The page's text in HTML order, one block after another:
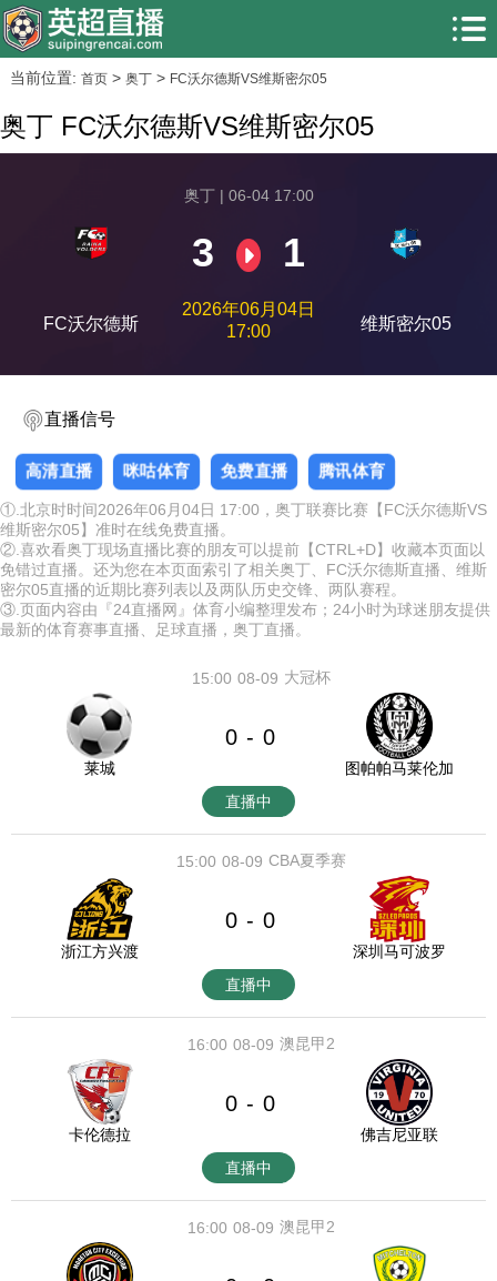
当前位置: 首页> 奥丁> FC沃尔德斯VS维斯密尔05
奥丁 FC沃尔德斯VS维斯密尔05
FC沃尔德斯
奥丁 | 06-04 17:00
3 1
2026年06月04日
17:00
维斯密尔05
直播信号
高清直播 咪咕体育 免费直播 腾讯体育
①.北京时时间2026年06月04日 17:00，奥丁联赛比赛【FC沃尔德斯VS
维斯密尔05】准时在线免费直播。
②.喜欢看奥丁现场直播比赛的朋友可以提前【CTRL+D】收藏本页面以
免错过直播。还为您在本页面索引了相关奥丁、FC沃尔德斯直播、维斯
密尔05直播的近期比赛列表以及两队历史交锋、两队赛程。
③.页面内容由『24直播网』体育小编整理发布；24小时为球迷朋友提供
最新的体育赛事直播、足球直播，奥丁直播。
08-09
15:00 大冠杯
莱城
0 - 0
图帕帕马莱伦加
直播中
08-09
15:00 CBA夏季赛
浙江方兴渡
0 - 0
深圳马可波罗
直播中
08-09
16:00 澳昆甲2
卡伦德拉
0 - 0
佛吉尼亚联
直播中
08-09
16:00 澳昆甲2